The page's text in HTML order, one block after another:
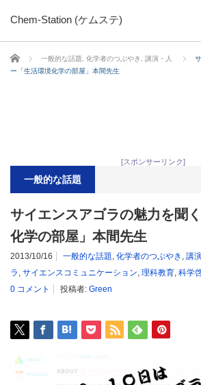
Chem-Station (ケムステ)
ホーム 一般的な話題 化学者のつぶやき 講演・人
ー「生活環境化学の部屋」本間先生
[スポンサーリンク]
一般的な話題
サイエンスアゴラの魅力を聞
化学の部屋」本間先生
2013/10/16 一般的な話題, 化学者のつぶやき , 講
ラ , サイエンスコミュニケーション, 理科教育, 科学
0 コメント
投稿者: Green